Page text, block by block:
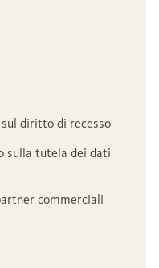
diritto di recesso
sulla tutela dei dati
commerciali